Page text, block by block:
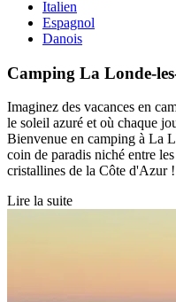
Italien
Espagnol
Danois
Camping La Londe-
Imaginez des vacances en
le soleil azuré et où chaque
Bienvenue en camping à La
coin de paradis niché entre
cristallines de la Côte d'Azur !
Lire la suite